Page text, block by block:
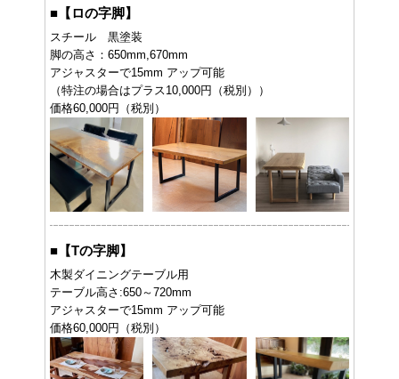
■ 【ロの字脚】
スチール 黒塗装
脚の高さ：650mm,670mm
アジャスターで15mm アップ可能
（特注の場合はプラス10,000円（税別））
価格60,000円（税別）
■ 【Tの字脚】
木製ダイニングテーブル用
テーブル高さ:650～720mm
アジャスターで15mm アップ可能
価格60,000円（税別）